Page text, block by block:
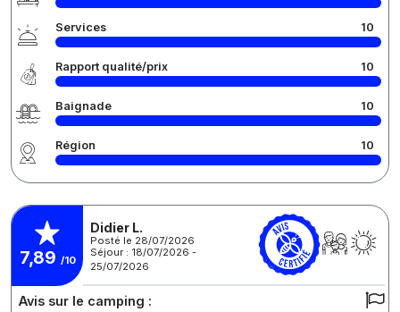
Services 10
Rapport qualité/prix 10
Baignade 10
Région 10
7,89 /10
Didier L.
Posté le 28/07/2026
Séjour : 18/07/2026 -
25/07/2026
Avis sur le camping :